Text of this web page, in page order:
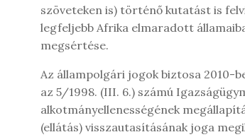
szöveteken is) történő kutatást is
legfeljebb Afrika elmaradott
megsértése.
Az állampolgári jogok biztosa 2010-
az 5/1998. (III. 6.) számú
alkotmányellenességének
(ellátás) visszautasításának joga